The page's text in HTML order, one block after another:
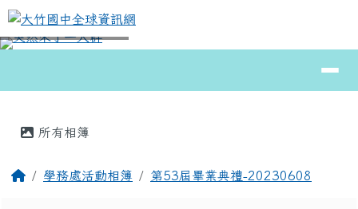
跳至主內容區
大竹國中全球資訊網
⏸
所有相簿
回首頁學務處活動相簿 第53屆畢業典禮-20230608